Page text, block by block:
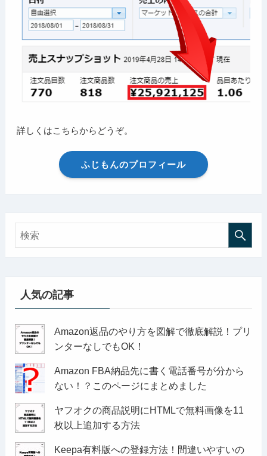
詳しくはこちらからどうぞ。
ふじもんのプロフィール
人気の記事
Amazon返品のやり方を図解で徹底解説！プリ
ンターなしでもOK！
Amazon FBA納品先に書く電話番号が分から
ない！？このページにまとめました
ヤフオクの商品説明にHTMLで無料画像を11
枚以上追加する方法
Keepa有料版への登録方法！間違いやすいの